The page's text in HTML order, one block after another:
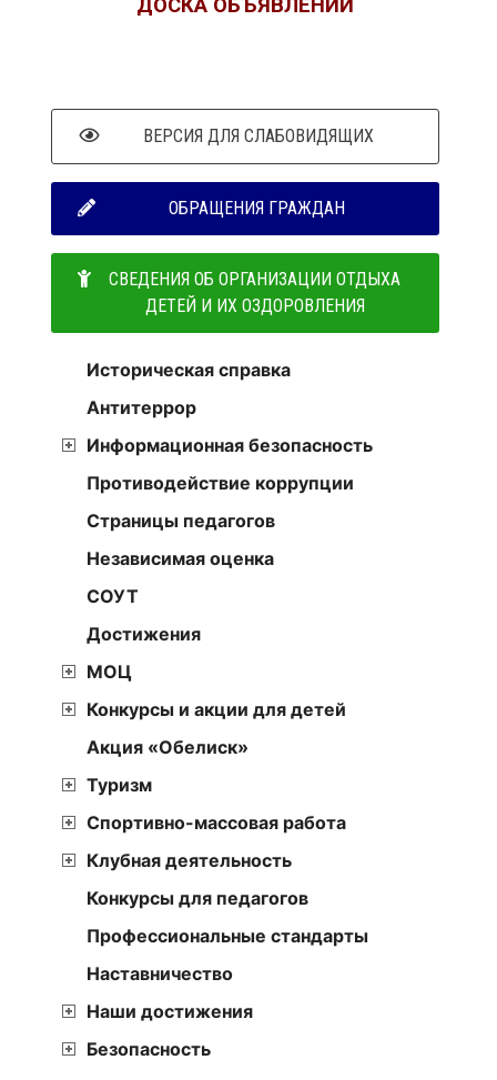
ДОСКА ОБЪЯВЛЕНИЙ
ВЕРСИЯ ДЛЯ СЛАБОВИДЯЩИХ
ОБРАЩЕНИЯ ГРАЖДАН
СВЕДЕНИЯ ОБ ОРГАНИЗАЦИИ ОТДЫХА
ДЕТЕЙ И ИХ ОЗДОРОВЛЕНИЯ
Историческая справка
Антитеррор
Информационная безопасность
Противодействие коррупции
Страницы педагогов
Независимая оценка
СОУТ
Достижения
МОЦ
Конкурсы и акции для детей
Акция «Обелиск»
Туризм
Спортивно-массовая работа
Клубная деятельность
Конкурсы для педагогов
Профессиональные стандарты
Наставничество
Наши достижения
Безопасность